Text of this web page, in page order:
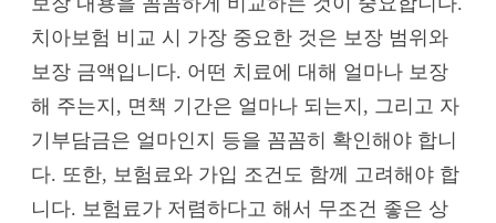
치아보험 비교 시 가장 중요한 것은 보장 범위와
보장 금액입니다. 어떤 치료에 대해 얼마나 보장
해 주는지, 면책 기간은 얼마나 되는지, 그리고 자
기부담금은 얼마인지 등을 꼼꼼히 확인해야 합니
다. 또한, 보험료와 가입 조건도 함께 고려해야 합
니다. 보험료가 저렴하다고 해서 무조건 좋은 상